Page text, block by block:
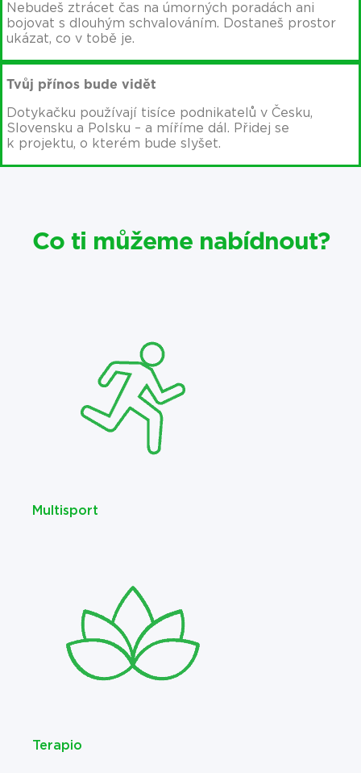
Nebudeš ztrácet čas na úmorných poradách ani
bojovat s dlouhým schvalováním. Dostaneš prostor
ukázat, co v tobě je.
Tvůj přínos bude vidět
Dotykačku používají tisíce podnikatelů v Česku,
Slovensku a Polsku – a míříme dál. Přidej se
k projektu, o kterém bude slyšet.
Co ti můžeme nabídnout?
Multisport
Terapio